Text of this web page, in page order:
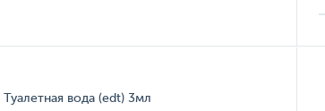
вода (edt) 3мл